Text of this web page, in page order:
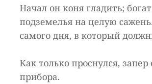
Начал он коня гладить;
подземелья на целую
самого дня, в который
Как только проснулся,
прибора.